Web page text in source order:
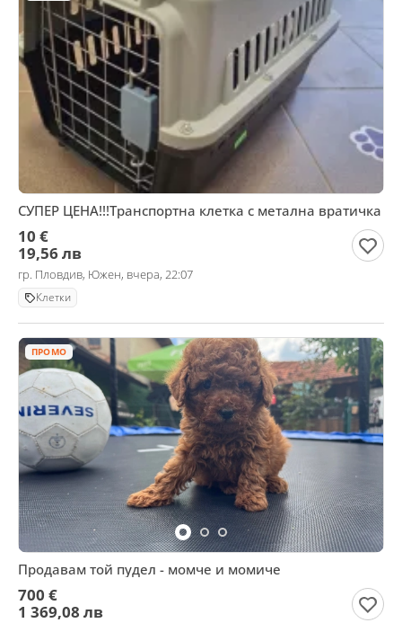
СУПЕР ЦЕНА!!!Транспортна клетка с метална вратичка
10 €
19,56 лв
гр. Пловдив, Южен, вчера, 22:07
Клетки
ПРОМО
Продавам той пудел - момче и момиче
700 €
1 369,08 лв